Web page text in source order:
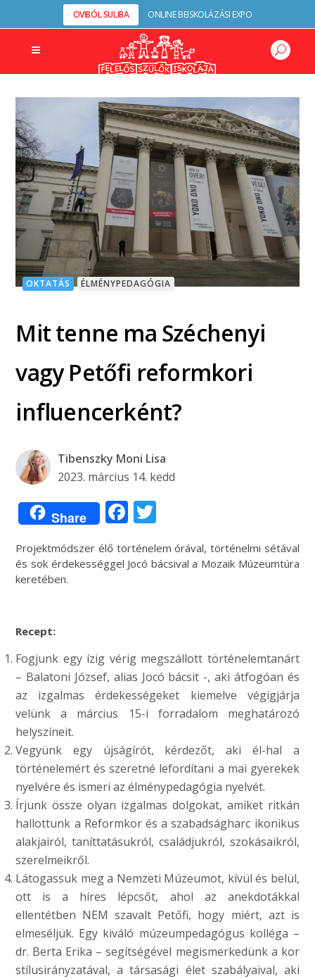
OVIBÓL SULIBA ONLINE BEISKOLÁZÁSI EXPO
OKTATÁS ÉLMÉNYPEDAGÓGIA
Mit tenne ma Széchenyi
vagy Petőfi reformkori
influencerként?
Tibenszky Moni Lisa
2023. március 14. kedd
Share Facebook
Projektmódszer élő történelem órával, történelmi sétával
és sok érdekességgel Jocó bácsival a Mozaik Múzeumtúra
keretében.
Recept:
Fogjunk egy ízig vérig megszállott történelemtanárt
– Balatoni József, alias Jocó bácsit -, aki átfogóan és
az izgalmas érdekességeket kiemelve végigjárja
velünk a március 15-i forradalom meghatározó
helyszíneit.
Vegyünk egy újságírót, kérdezőt, aki él-hal a
történelemért és szeretné lefordítani a mai gyerekek
nyelvére és ismeri az élménypedagógia nyelvét.
Írjunk össze olyan izgalmas dolgokat, amiket ritkán
hallottunk a Reformkor és a szabadságharc ikonikus
alakjairól, taníttatásukról, családjukról, szokásaikról,
szerelmeikről.
Látogassuk meg a Nemzeti Múzeumot, kívül és belül,
ott is a híres lépcsőt, ahol az anekdotákkal
ellentétben NEM szavalt Petőfi, hogy miért, azt is
elmeséljük. Egy kiváló múzeumpedagógus kolléga –
dr. Berta Erika – segítségével megismerkedünk a kor
stílusirányzatával, a társasági élet szabályaival, aki